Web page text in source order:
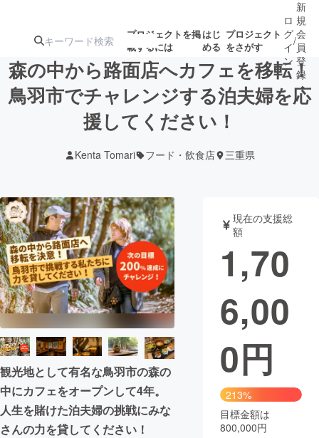
プロジェクトを掲
載するには
はじ
める
プロジェクト
をさがす
注目のリ 注目の新着プロ募集終了が近いプ
テクノロジー・ガジェット
映像・映画 書籍・雑誌
ビジネス・起業 チャレンジ
まちづくり・地域活性化
CAMPFIRE for Social Good
CAMPFIRE Creation
CAMPFIREふるさと納税machi-ya コミュニティ
ロ
グ
イ
ン
/
新
規
会
員
登
録
森の中から路面店へカフェを移転！
鳥羽市でチャレンジする泊夫婦を応
援してください！
Kenta Tomari フード・飲食店 三重県
観光地として有名な鳥羽市の森の
中にカフェをオープンして4年。
人生を賭けた泊夫婦の挑戦にみな
さんの力を貸してください！
現在の支援総
額
1,70
6,00
0円
213%
目標金額は
800,000円